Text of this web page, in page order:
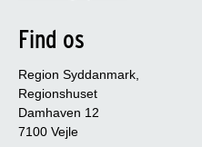
Find os
Region Syddanmark,
Regionshuset
Damhaven 12
7100 Vejle